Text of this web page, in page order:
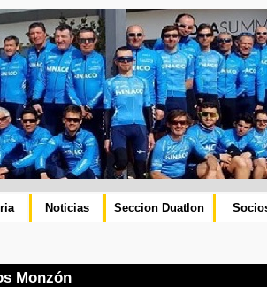
Noticias Seccion Duatlon
Monzón